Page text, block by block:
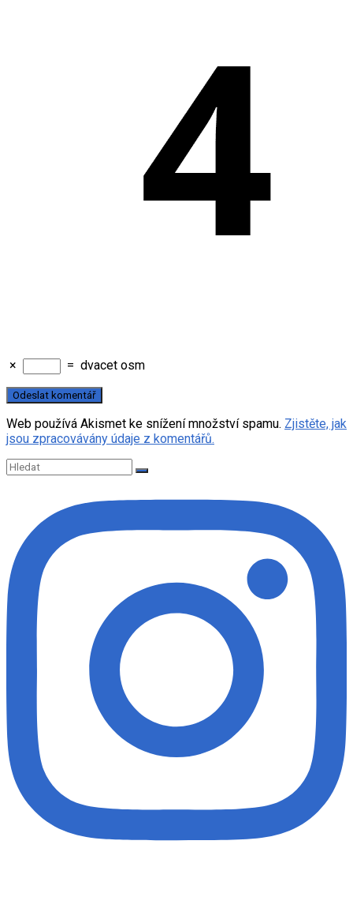
× = dvacet osm
Web používá Akismet ke snížení množství spamu. Zjistěte, jak
jsou zpracovávány údaje z komentářů.